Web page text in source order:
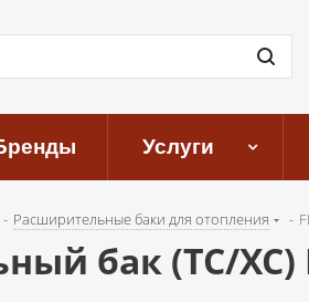
Услуги
- Расширительные баки для отопления -
бак (ТС/ХС)